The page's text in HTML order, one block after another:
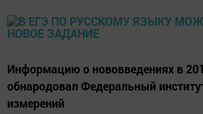
Информацию о нововведениях в
обнародовал Федеральный
измерений